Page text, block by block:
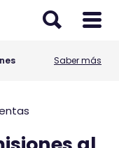
Saber más